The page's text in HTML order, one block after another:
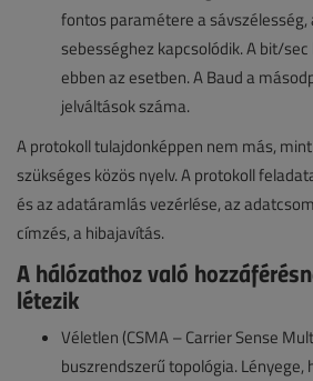
fontos paramétere a
sebességhez kapcsolódik. A bit/
ebben az esetben. A Baud a
jelváltások száma.
A protokoll tulajdonképpen nem más,
szükséges közös nyelv. A protokoll
és az adatáramlás vezérlése, az
címzés, a hibajavítás.
A hálózathoz való
létezik
Véletlen (CSMA – Carrier Sense
buszrendszerű topológia. Lényege,